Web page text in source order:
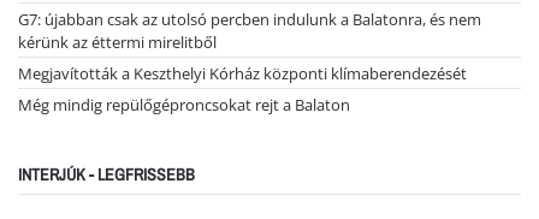
G7: újabban csak az utolsó percben indulunk a Balatonra, és nem
kérünk az éttermi mirelitből
Megjavították a Keszthelyi Kórház központi klímaberendezését
Még mindig repülőgéproncsokat rejt a Balaton
INTERJÚK - LEGFRISSEBB